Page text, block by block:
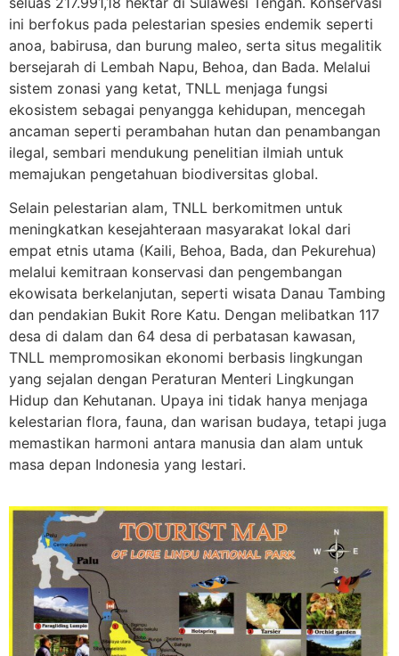
ini berfokus pada pelestarian spesies endemik seperti
anoa, babirusa, dan burung maleo, serta situs megalitik
bersejarah di Lembah Napu, Behoa, dan Bada. Melalui
sistem zonasi yang ketat, TNLL menjaga fungsi
ekosistem sebagai penyangga kehidupan, mencegah
ancaman seperti perambahan hutan dan penambangan
ilegal, sembari mendukung penelitian ilmiah untuk
memajukan pengetahuan biodiversitas global.
Selain pelestarian alam, TNLL berkomitmen untuk
meningkatkan kesejahteraan masyarakat lokal dari
empat etnis utama (Kaili, Behoa, Bada, dan Pekurehua)
melalui kemitraan konservasi dan pengembangan
ekowisata berkelanjutan, seperti wisata Danau Tambing
dan pendakian Bukit Rore Katu. Dengan melibatkan 117
desa di dalam dan 64 desa di perbatasan kawasan,
TNLL mempromosikan ekonomi berbasis lingkungan
yang sejalan dengan Peraturan Menteri Lingkungan
Hidup dan Kehutanan. Upaya ini tidak hanya menjaga
kelestarian flora, fauna, dan warisan budaya, tetapi juga
memastikan harmoni antara manusia dan alam untuk
masa depan Indonesia yang lestari.